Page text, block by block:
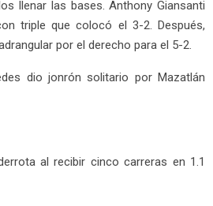
llenar las bases. Anthony Giansanti
triple que colocó el 3-2. Después,
por el derecho para el 5-2.
dio jonrón solitario por Mazatlán
al recibir cinco carreras en 1.1